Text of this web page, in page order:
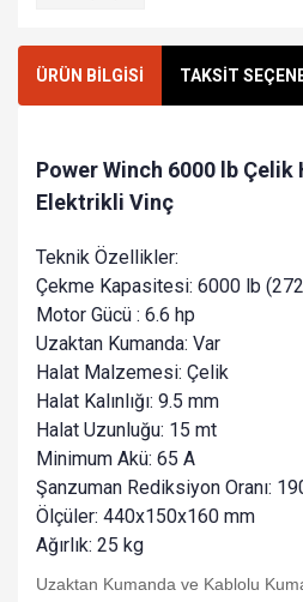
ÜRÜN BİLGİSİ TAKSİT
Power Winch 6000 lb Çelik
Elektrikli Vinç
Teknik Özellikler:
Çekme Kapasitesi: 6000 lb
Motor Gücü : 6.6 hp
Uzaktan Kumanda: Var
Halat Malzemesi: Çelik
Halat Kalınlığı: 9.5 mm
Halat Uzunluğu: 15 mt
Minimum Akü: 65 A
Şanzuman Rediksiyon Oranı:
Ölçüler: 440x150x160 mm
Ağırlık: 25 kg
Uzaktan Kumanda ve Kablolu